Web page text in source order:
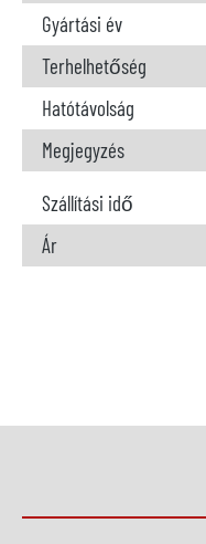
Gyártási év
Terhelhetőség
Hatótávolság
Megjegyzés
Szállítási idő
Ár